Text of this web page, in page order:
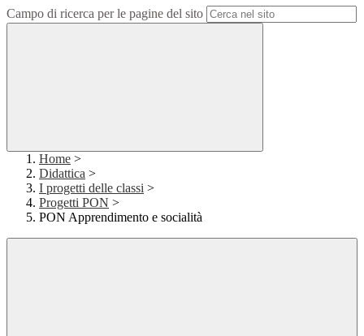
Campo di ricerca per le pagine del sito
Home >
Didattica >
I progetti delle classi >
Progetti PON >
PON Apprendimento e socialità